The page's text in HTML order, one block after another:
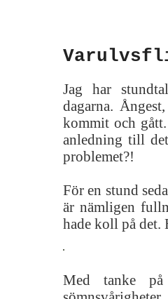
Jag har
dagarna.
kommit och
anledning till
problemet?!
För en stund
är nämligen
hade koll på
Med tanke